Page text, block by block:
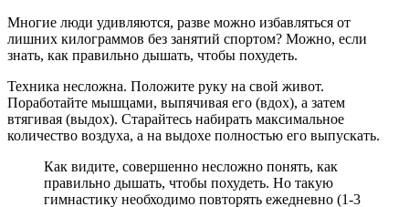
Многие люди удивляются, разве можно избавляться от
лишних килограммов без занятий спортом? Можно, если
знать, как правильно дышать, чтобы похудеть.
Техника несложна. Положите руку на свой живот.
Поработайте мышцами, выпячивая его (вдох), а затем
втягивая (выдох). Старайтесь набирать максимальное
количество воздуха, а на выдохе полностью его выпускать.
Как видите, совершенно несложно понять, как
правильно дышать, чтобы похудеть. Но такую
гимнастику необходимо повторять ежедневно (1-3